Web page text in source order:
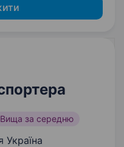
Вища за середню
Україна